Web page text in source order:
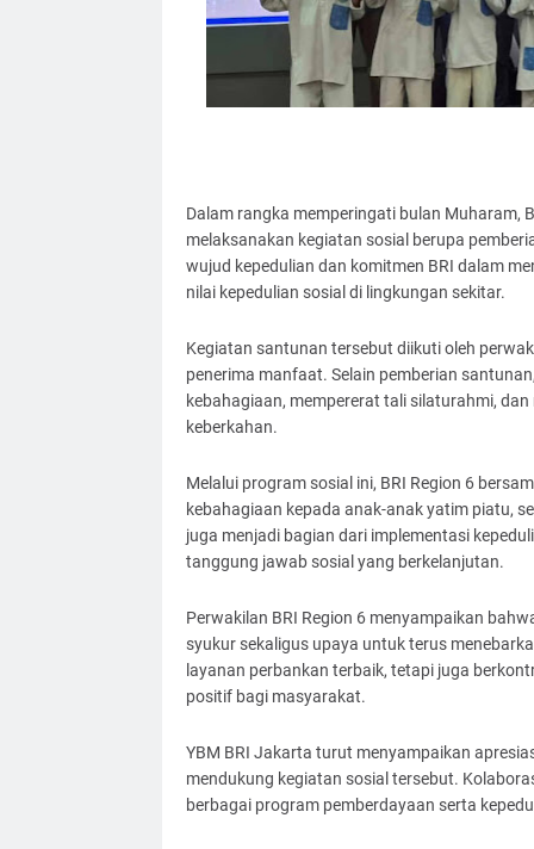
Dalam rangka memperingati bulan Muharam,
melaksanakan kegiatan sosial berupa
wujud kepedulian dan komitmen BRI dalam
nilai kepedulian sosial di lingkungan sekitar.
Kegiatan santunan tersebut diikuti oleh
penerima manfaat. Selain pemberian
kebahagiaan, mempererat tali silaturahmi,
keberkahan.
Melalui program sosial ini, BRI Region 6
kebahagiaan kepada anak-anak yatim piatu,
juga menjadi bagian dari implementasi
tanggung jawab sosial yang berkelanjutan.
Perwakilan BRI Region 6 menyampaikan
syukur sekaligus upaya untuk terus
layanan perbankan terbaik, tetapi juga
positif bagi masyarakat.
YBM BRI Jakarta turut menyampaikan
mendukung kegiatan sosial tersebut.
berbagai program pemberdayaan serta